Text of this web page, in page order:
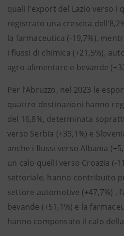
quali l’export del Lazio verso i
registrato una crescita
la farmaceutica (-19,7%),
i flussi di chimica (+21,5%),
agro-alimentare e bevande
Per l’Abruzzo, nel 2023 le
quattro destinazioni hanno
del 16,8%, determinata
verso Serbia (+39,1%) e
anche i flussi verso Albania
un calo quelli verso Croazia (-
settoriale, hanno contribuito
settore automotive (+47,7%) ,
bevande (+51,1%) e la
hanno compensato il calo